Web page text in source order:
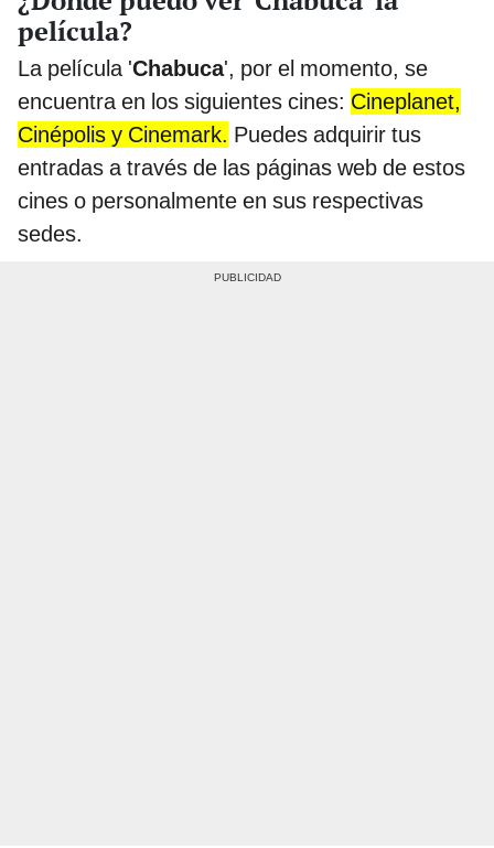
película?
La película 'Chabuca', por el momento, se
encuentra en los siguientes cines: Cineplanet,
Cinépolis y Cinemark. Puedes adquirir tus
entradas a través de las páginas web de estos
cines o personalmente en sus respectivas
sedes.